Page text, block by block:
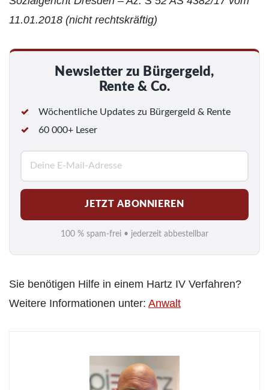
11.01.2018 (nicht rechtskräftig)
Newsletter zu Bürgergeld,
Rente & Co.
Wöchentliche Updates zu Bürgergeld & Rente
60 000+ Leser
M
a
i
l
*
JETZT ABONNIEREN
100 % spam-frei • jederzeit abbestellbar
Sie benötigen Hilfe in einem Hartz IV Verfahren?
Weitere Informationen unter: Anwalt